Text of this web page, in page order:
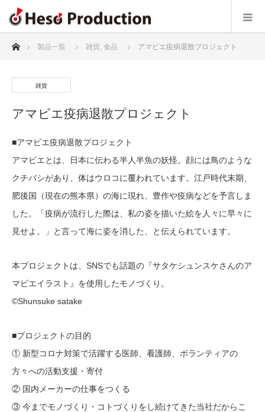
ホーム製品一覧 雑貨, 食品 アマビエ疫病退散プロジェクト
雑貨
アマビエ疫病退散プロジェクト
■アマビエ疫病退散プロジェクト
アマビエとは、日本に伝わる半人半魚の妖怪。顔には鳥のような
クチバシがあり、体はウロコに覆われています。江戸時代末期、
肥後国（現在の熊本県）の海に現れ、豊作や疫病などを予言しま
した。「疫病が流行した際は、私の姿を描いた絵を人々に早々に
見せよ。」と言って海に姿を消した、と伝えられています。
本プロジェクトは、SNSでも話題の『サタケシュンスケさんのア
マビエイラスト』を使用したモノづくり。
©︎Shunsuke satake
■プロジェクトの目的
① 新型コロナ対策で活躍する医師、看護師、ボランティアの
方々への活動支援・寄付
② 国内メーカーの仕事をつくる
③ 今までモノづくり・コトづくりをし続けてきた当社だからこ